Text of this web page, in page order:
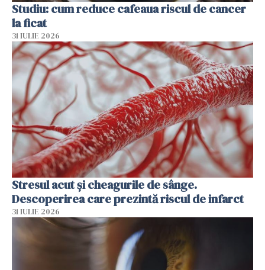
Studiu: cum reduce cafeaua riscul de cancer
la ficat
31 IULIE 2026
Stresul acut și cheagurile de sânge.
Descoperirea care prezintă riscul de infarct
31 IULIE 2026